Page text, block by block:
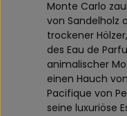
Monte Carlo
von Sandelholz
trockener
des Eau de
animalischer
einen Hauch
Pacifique von
seine luxuriöse